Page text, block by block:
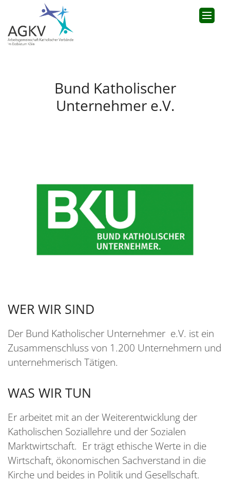
Bund Katholischer
Unternehmer e.V.
WER WIR SIND
Der Bund Katholischer Unternehmer e.V. ist ein
Zusammenschluss von 1.200 Unternehmern und
unternehmerisch Tätigen.
WAS WIR TUN
Er arbeitet mit an der Weiterentwicklung der
Katholischen Soziallehre und der Sozialen
Marktwirtschaft. Er trägt ethische Werte in die
Wirtschaft, ökonomischen Sachverstand in die
Kirche und beides in Politik und Gesellschaft.